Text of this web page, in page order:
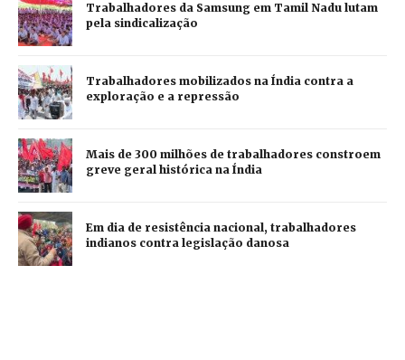
Trabalhadores da Samsung em Tamil Nadu lutam
pela sindicalização
Trabalhadores mobilizados na Índia contra a
exploração e a repressão
Mais de 300 milhões de trabalhadores constroem
greve geral histórica na Índia
Em dia de resistência nacional, trabalhadores
indianos contra legislação danosa